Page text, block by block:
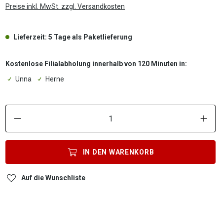
Preise inkl. MwSt. zzgl. Versandkosten
Lieferzeit: 5 Tage als Paketlieferung
Kostenlose Filialabholung innerhalb von 120 Minuten in:
Unna
Herne
IN DEN WARENKORB
Auf die Wunschliste